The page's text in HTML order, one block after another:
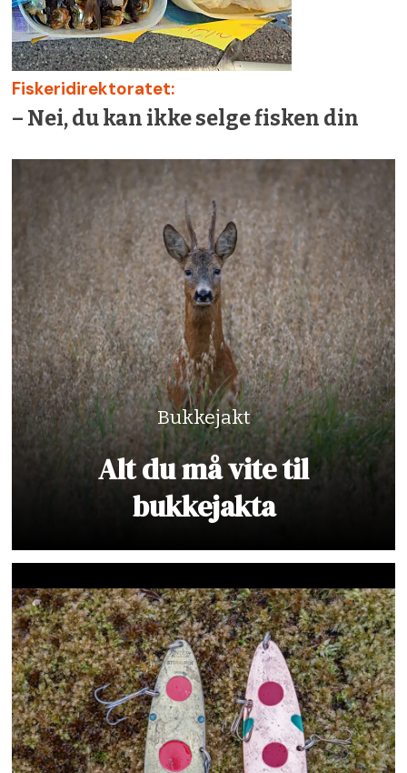
Fiskeridirektoratet:
– Nei, du kan ikke selge fisken din
Bukkejakt
Alt du må vite til
bukkejakta